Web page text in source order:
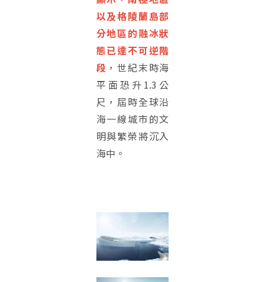
以及格陵蘭島部
分地區的融冰狀
態已達不可逆階
段 ，世紀末時海
平面恐升1.3公
尺，屆時全球沿
海一線城市的文
明與繁榮將沉入
海中。